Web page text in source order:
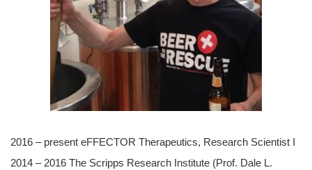
2016 – present eFFECTOR Therapeutics, Research Scientist I
2014 – 2016 The Scripps Research Institute (Prof. Dale L.